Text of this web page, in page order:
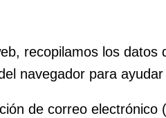
recopilamos los
navegador para
de correo